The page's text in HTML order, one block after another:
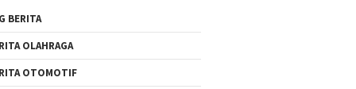
BERITA
OLAHRAGA
OTOMOTIF